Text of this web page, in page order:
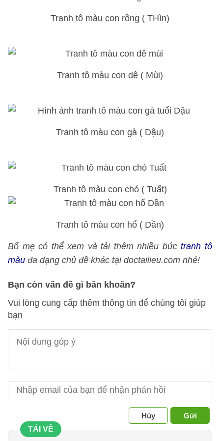
Tranh tô màu con rồng ( THìn)
Tranh tô màu con dê ( Mùi)
Tranh tô màu con gà ( Dậu)
Tranh tô màu con chó ( Tuất)
Tranh tô màu con hổ ( Dần)
Bố mẹ có thể xem và tải thêm nhiều bứctranh tô
màu đa dạng chủ đề khác tại doctailieu.com nhé!
Bạn còn vấn đề gì băn khoăn?
Vui lòng cung cấp thêm thông tin để chúng tôi giúp
bạn
Hủy
Gửi
TẢI VỀ